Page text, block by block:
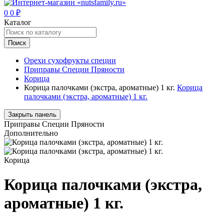
0 0 ₽
Каталог
Поиск
Орехи сухофрукты специи
Приправы Специи Пряности
Корица
Корица палочками (экстра, ароматные) 1 кг. Корица
палочками (экстра, ароматные) 1 кг.
Закрыть панель
Приправы Специи Пряности
Дополнительно
Корица
Корица палочками (экстра,
ароматные) 1 кг.